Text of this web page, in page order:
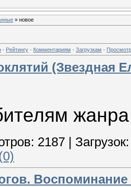
» новое
· Рейтингу · Комментариям · Загрузкам ·
(Звездная
жанра
2187 | Загрузок: